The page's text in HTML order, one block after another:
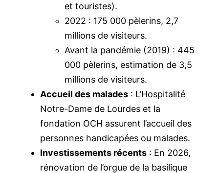
et touristes).
2022 : 175 000 pèlerins, 2,7
millions de visiteurs.
Avant la pandémie (2019) : 445
000 pèlerins, estimation de 3,5
millions de visiteurs.
Accueil des malades : L’Hospitalité
Notre-Dame de Lourdes et la
fondation OCH assurent l’accueil des
personnes handicapées ou malades.
Investissements récents : En 2026,
rénovation de l’orgue de la basilique